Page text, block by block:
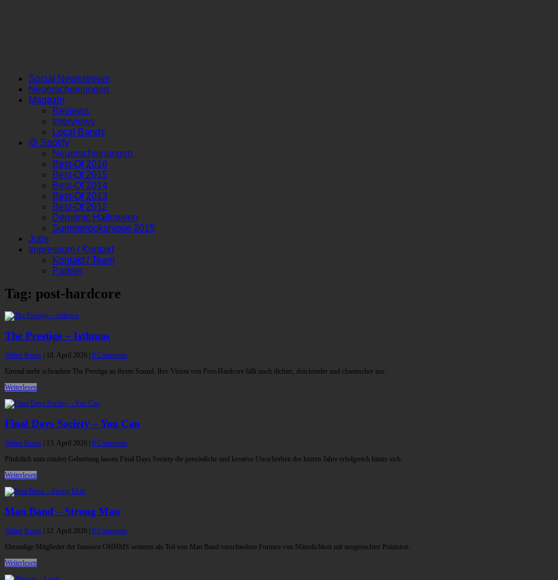
Social Newsstream
Neuerscheinungen
Magazin
Reviews
Interviews
Local Bands
@ Spotify
Neuerscheinungen
Best-Of 2016
Best-Of 2015
Best-Of 2014
Best-Of 2013
Best-Of 2012
Demonic Halloween
Summerpokalypse 2015
Jobs
Impressum / Kontakt
Kontakt / Team
Partner
Tag: post-hardcore
The Prestige – Isthmos
Walter Kraus 18. April 2026 0 Comments
Einmal mehr schrauben The Prestige an ihrem Sound. Ihre Vision von Post-Hardcore fällt noch dichter, drückender und chaotischer aus.
Weiterlesen
Final Days Society – You Can
Walter Kraus 13. April 2026 0 Comments
Pünktlich zum runden Geburtstag lassen Final Days Society die persönliche und kreative Unsicherheit der letzten Jahre erfolgreich hinter sich.
Weiterlesen
Man Band – Strong Man
Walter Kraus 12. April 2026 0 Comments
Ehemalige Mitglieder der famosen OHHMS sezieren als Teil von Man Band verschiedene Formen von Männlichkeit mit ausgesuchter Präzision.
Weiterlesen